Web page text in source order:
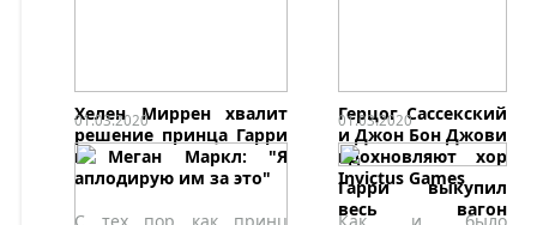
Хелен Миррен хвалит
решение принца Гарри
и Меган Маркл: "Я
аплодирую им за это"
Герцог Сассекский
и Джон Бон Джови
вдохновляют хор
Invictus Games
01.03.2020 01.03.2020
Гарри выкупил
весь вагон